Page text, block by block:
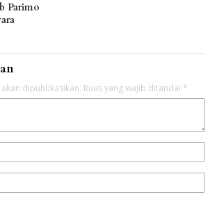
Parimo
dipublikasikan. Ruas yang wajib ditandai *